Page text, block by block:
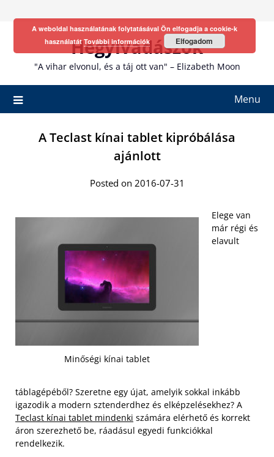
Hegyivadászok
"A vihar elvonul, és a táj ott van" – Elizabeth Moon
Menu
A Teclast kínai tablet kipróbálása
ajánlott
Posted on 2016-07-31
Minőségi kínai tablet
Elege van
már régi és
elavult
táblagépéből? Szeretne egy újat, amelyik sokkal inkább
igazodik a modern sztenderdhez és elképzelésekhez? A
Teclast kínai tablet mindenki számára elérhető és korrekt
áron szerezhető be, ráadásul egyedi funkciókkal
rendelkezik.
A weboldal használatának folytatásával Ön elfogadja a cookie-k
használatátTovábbi információk Elfogadom